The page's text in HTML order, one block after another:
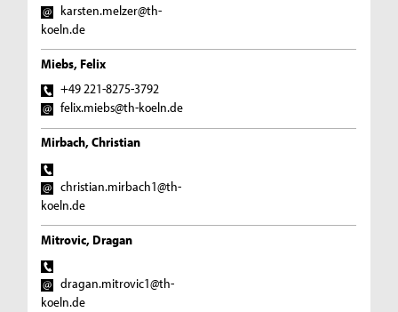
karsten.melzer@th-
koeln.de
Miebs, Felix
+49 221-8275-3792
felix.miebs@th-koeln.de
Mirbach, Christian
christian.mirbach1@th-
koeln.de
Mitrovic, Dragan
dragan.mitrovic1@th-
koeln.de